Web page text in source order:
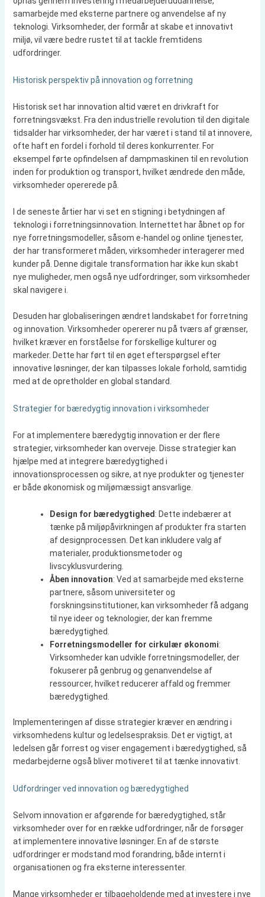
samarbejde med eksterne partnere og anvendelse af ny
teknologi. Virksomheder, der formår at skabe et innovativt
miljø, vil være bedre rustet til at tackle fremtidens
udfordringer.
Historisk perspektiv på innovation og forretning
Historisk set har innovation altid været en drivkraft for
forretningsvækst. Fra den industrielle revolution til den digitale
tidsalder har virksomheder, der har været i stand til at innovere,
ofte haft en fordel i forhold til deres konkurrenter. For
eksempel førte opfindelsen af dampmaskinen til en revolution
inden for produktion og transport, hvilket ændrede den måde,
virksomheder opererede på.
I de seneste årtier har vi set en stigning i betydningen af
teknologi i forretningsinnovation. Internettet har åbnet op for
nye forretningsmodeller, såsom e-handel og online tjenester,
der har transformeret måden, virksomheder interagerer med
kunder på. Denne digitale transformation har ikke kun skabt
nye muligheder, men også nye udfordringer, som virksomheder
skal navigere i.
Desuden har globaliseringen ændret landskabet for forretning
og innovation. Virksomheder opererer nu på tværs af grænser,
hvilket kræver en forståelse for forskellige kulturer og
markeder. Dette har ført til en øget efterspørgsel efter
innovative løsninger, der kan tilpasses lokale forhold, samtidig
med at de opretholder en global standard.
Strategier for bæredygtig innovation i virksomheder
For at implementere bæredygtig innovation er der flere
strategier, virksomheder kan overveje. Disse strategier kan
hjælpe med at integrere bæredygtighed i
innovationsprocessen og sikre, at nye produkter og tjenester
er både økonomisk og miljømæssigt ansvarlige.
Design for bæredygtighed : Dette indebærer at
tænke på miljøpåvirkningen af produkter fra starten
af designprocessen. Det kan inkludere valg af
materialer, produktionsmetoder og
livscyklusvurdering.
Åben innovation: Ved at samarbejde med eksterne
partnere, såsom universiteter og
forskningsinstitutioner, kan virksomheder få adgang
til nye ideer og teknologier, der kan fremme
bæredygtighed.
Forretningsmodeller for cirkulær økonomi:
Virksomheder kan udvikle forretningsmodeller, der
fokuserer på genbrug og genanvendelse af
ressourcer, hvilket reducerer affald og fremmer
bæredygtighed.
Implementeringen af disse strategier kræver en ændring i
virksomhedens kultur og ledelsespraksis. Det er vigtigt, at
ledelsen går forrest og viser engagement i bæredygtighed, så
medarbejderne også bliver motiveret til at tænke innovativt.
Udfordringer ved innovation og bæredygtighed
Selvom innovation er afgørende for bæredygtighed, står
virksomheder over for en række udfordringer, når de forsøger
at implementere innovative løsninger. En af de største
udfordringer er modstand mod forandring, både internt i
organisationen og fra eksterne interessenter.
Mange virksomheder er tilbageholdende med at investere i nye